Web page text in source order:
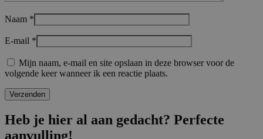
Naam *
E-mail *
Mijn naam, e-mail en site opslaan in deze browser voor de
volgende keer wanneer ik een reactie plaats.
Heb je hier al aan gedacht? Perfecte
aanvulling!